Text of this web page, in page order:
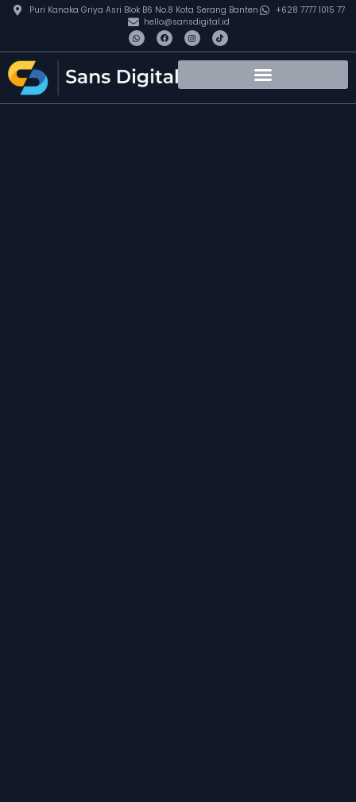
Puri Kanaka Griya Asri Blok B6 No.8 Kota Serang Banten
+628 7777 1015 77
hello@sansdigital.id